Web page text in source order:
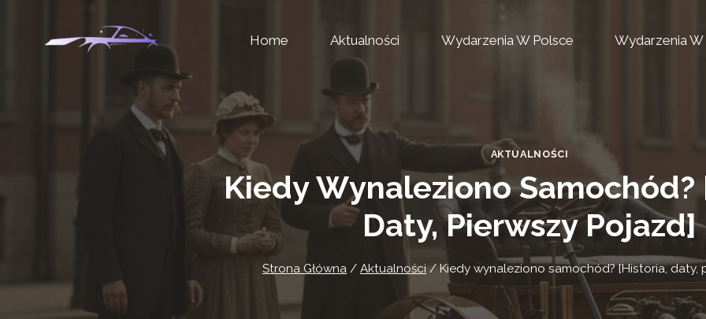
Home Aktualności Wydarzenia W Polsce Wydarzenia
AKTUALNOŚCI
Kiedy Wynaleziono Samochód?
Daty, Pierwszy Pojazd]
Strona Główna / Aktualności / Kiedy wynaleziono samochód? [Historia, daty,